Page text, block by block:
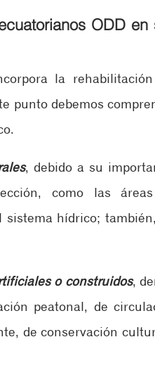
ODD en
la
punto debemos
, debido a su
como las
sistema hídrico;
o construidos,
peatonal, de
de conservación